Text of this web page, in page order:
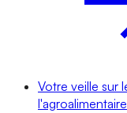
Votre veille sur
l'agroalimentaire